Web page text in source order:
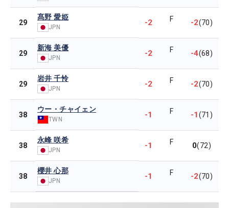
29
髙野 愛姫
JPN -2 F -2(70)
29
新海 美優
JPN -2 F -4(68)
29
岩井 千怜
JPN -2 F -2(70)
38
ウー・チャイェン
TWN -1 F -1(71)
38
永峰 咲希
JPN -1 F 0(72)
38
櫻井 心那
JPN -1 F -2(70)